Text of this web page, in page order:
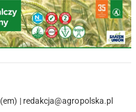
| redakcja@agropolska.pl